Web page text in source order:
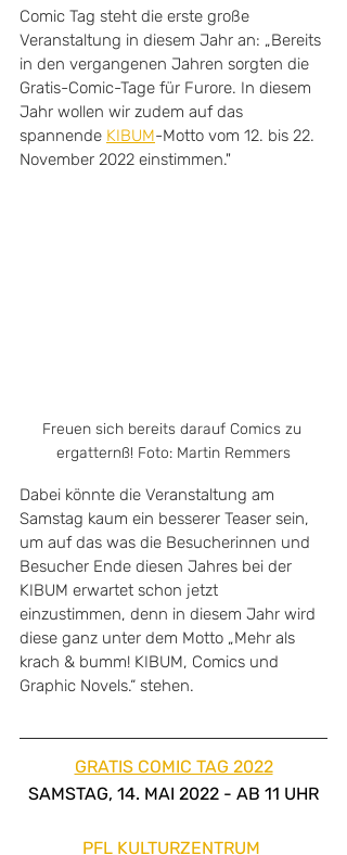
Comic Tag steht die erste große
Veranstaltung in diesem Jahr an: „Bereits
in den vergangenen Jahren sorgten die
Gratis-Comic-Tage für Furore. In diesem
Jahr wollen wir zudem auf das
spannende KIBUM-Motto vom 12. bis 22.
November 2022 einstimmen."
Freuen sich bereits darauf Comics zu
ergatternß! Foto: Martin Remmers
Dabei könnte die Veranstaltung am
Samstag kaum ein besserer Teaser sein,
um auf das was die Besucherinnen und
Besucher Ende diesen Jahres bei der
KIBUM erwartet schon jetzt
einzustimmen, denn in diesem Jahr wird
diese ganz unter dem Motto „Mehr als
krach & bumm! KIBUM, Comics und
Graphic Novels.“ stehen.
GRATIS COMIC TAG 2022
SAMSTAG, 14. MAI 2022 - AB 11 UHR
PFL KULTURZENTRUM